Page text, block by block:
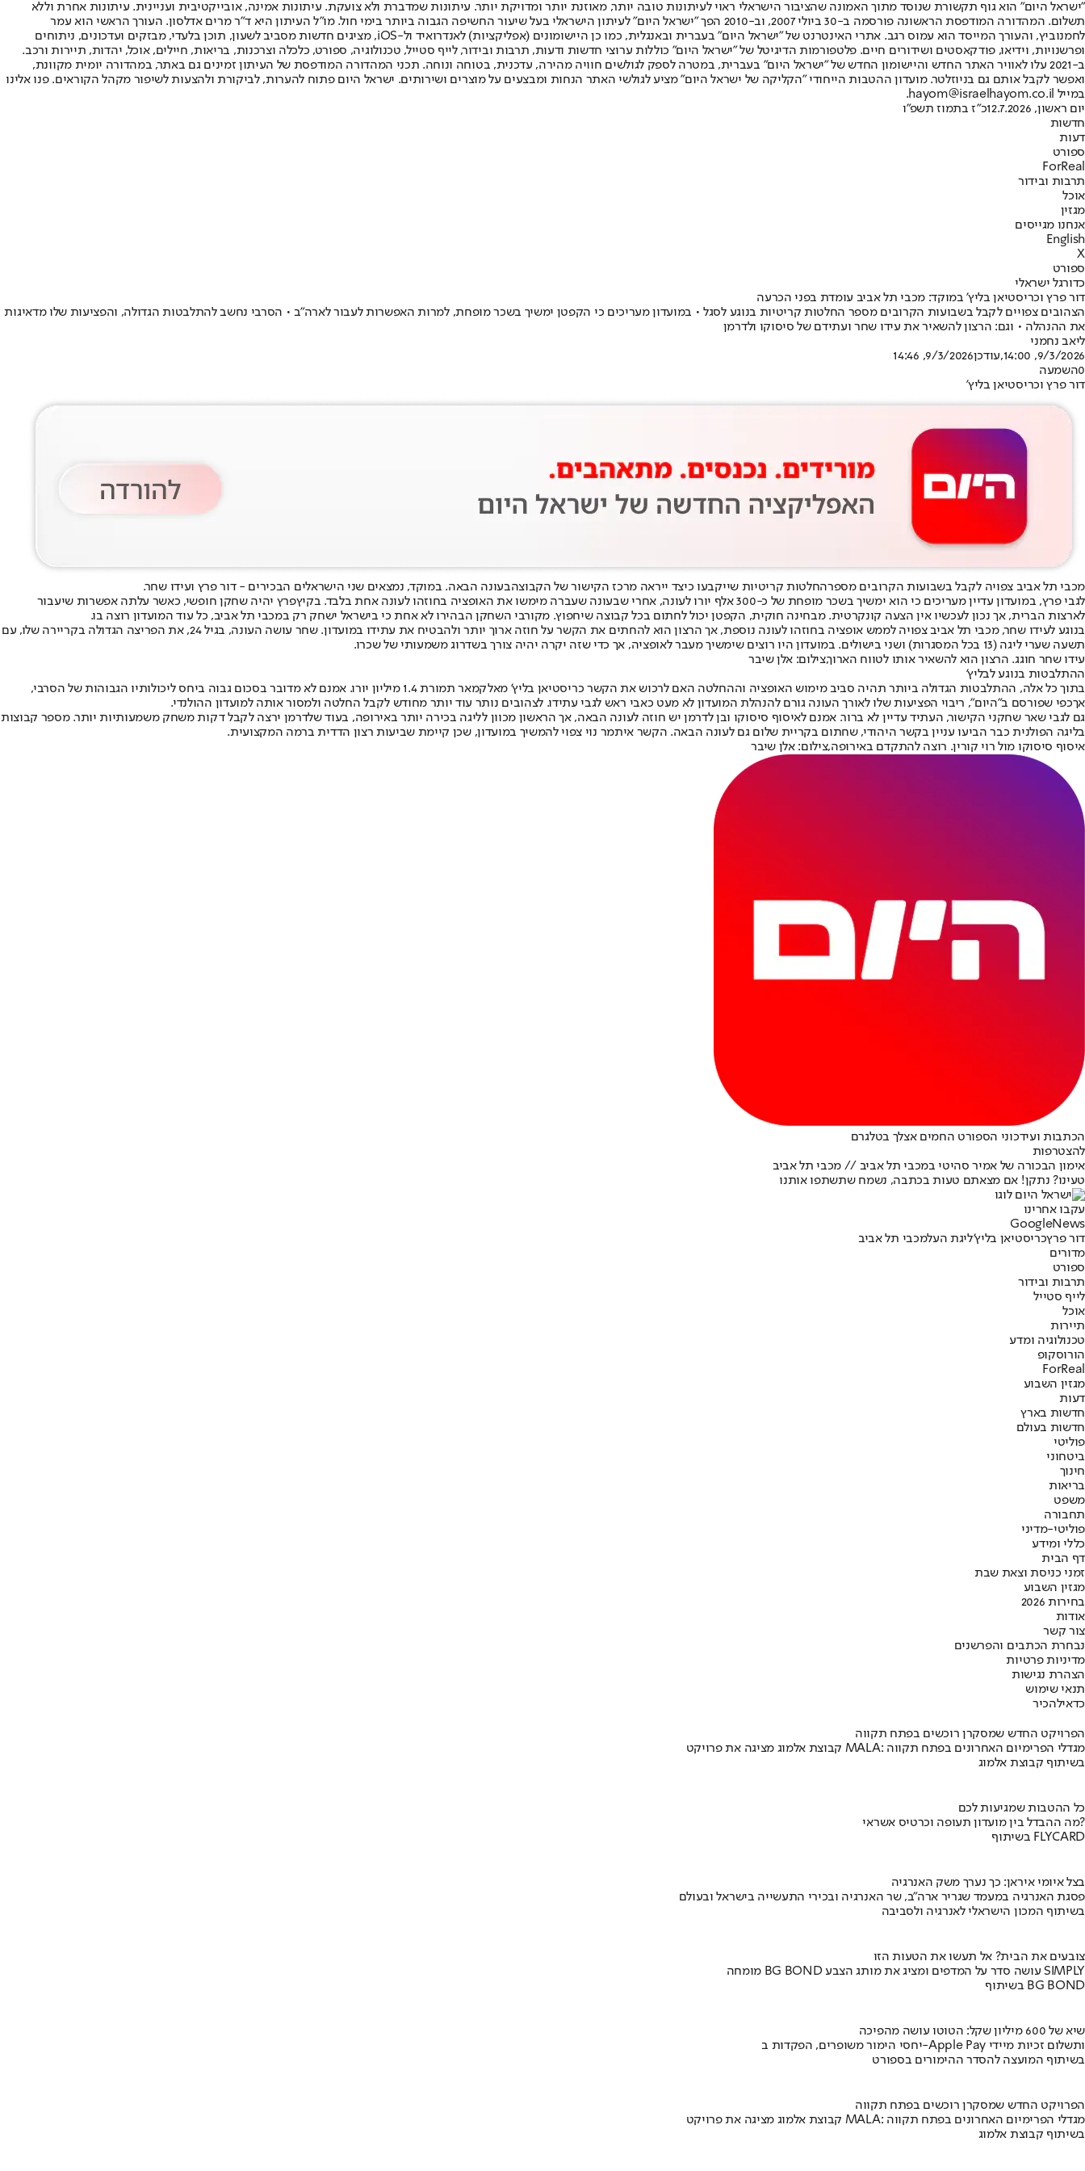
"ישראל היום" הוא גוף תקשורת שנוסד מתוך האמונה שהציבור הישראלי ראוי לעיתונות טובה יותר, מאוזנת יותר ומדויקת יותר. עיתונות שמדברת ולא צועקת. עיתונות אמינה, אובייקטיבית ועניינית. עיתונות אחרת וללא
תשלום. המהדורה המודפסת הראשונה פורסמה ב-30 ביולי 2007, וב-2010 הפך "ישראל היום" לעיתון הישראלי בעל שיעור החשיפה הגבוה ביותר בימי חול. מו"ל העיתון היא ד"ר מרים אדלסון. העורך הראשי הוא עמר
לחמנוביץ, והעורך המייסד הוא עמוס רגב. אתרי האינטרנט של "ישראל היום" בעברית ובאנגלית, כמו כן היישומונים (אפליקציות) לאנדרואיד ול-iOS, מציגים חדשות מסביב לשעון, תוכן בלעדי, מבזקים ועדכונים, ניתוחים
ופרשנויות, וידיאו, פודקאסטים ושידורים חיים. פלטפורמות הדיגיטל של "ישראל היום" כוללות ערוצי חדשות ודעות, תרבות ובידור, לייף סטייל, טכנולוגיה, ספורט, כלכלה וצרכנות, בריאות, חיילים, אוכל, יהדות, תיירות ורכב.
ב-2021 עלו לאוויר האתר החדש והיישומון החדש של "ישראל היום" בעברית, במטרה לספק לגולשים חוויה מהירה, עדכנית, בטוחה ונוחה. תכני המהדורה המודפסת של העיתון זמינים גם באתר, במהדורה יומית מקוונת,
ואפשר לקבל אותם גם בניוזלטר. מועדון ההטבות הייחודי "הקליקה של ישראל היום" מציע לגולשי האתר הנחות ומבצעים על מוצרים ושירותים. ישראל היום פתוח להערות, לביקורת ולהצעות לשיפור מקהל הקוראים. פנו אלינו
במייל hayom@israelhayom.co.il.
יום ראשון, 12.7.2026
כ"ז בתמוז תשפ"ו
חדשות
דעות
ספורט
ForReal
תרבות ובידור
אוכל
מגזין
אנחנו מגייסים
English
X
ספורט
כדורגל ישראלי
דור פרץ וכריסטיאן בליץ' במוקד: מכבי תל אביב עומדת בפני הכרעה
הצהובים צפויים לקבל בשבועות הקרובים מספר החלטות קריטיות בנוגע לסגל • במועדון מעריכים כי הקפטן ימשיך בשכר מופחת, למרות האפשרות לעבור לארה"ב • הסרבי נחשב להתלבטות הגדולה, והפציעות שלו מדאיגות
את ההנהלה • וגם: הרצון להשאיר את עידו שחר ועתידם של סיסוקו ולדרמן
ליאב נחמני
9/3/2026, 14:00
,עודכן9/3/2026, 14:46
0השמעה
דור פרץ וכריסטיאן בליץ'
מכבי תל אביב צפויה לקבל בשבועות הקרובים מספרהחלטות קריטיות שייקבעו כיצד ייראה מרכז הקישור של הקבוצהבעונה הבאה. במוקד, נמצאים שני הישראלים הבכירים - דור פרץ ועידו שחר.
לגבי פרץ, במועדון עדיין מעריכים כי הוא ימשיך בשכר מופחת של כ-300 אלף יורו לעונה, אחרי שבעונה שעברה מימשו את האופציה בחוזהו לעונה אחת בלבד. בקיץ
פרץ יהיה שחקן חופשי, כאשר עלתה אפשרות שיעבור
לארצות הברית, אך נכון לעכשיו אין הצעה קונקרטית. מבחינה חוקית, הקפטן יכול לחתום בכל קבוצה שיחפוץ. מקורבי השחקן הבהירו לא אחת כי בישראל ישחק רק במכבי תל אביב, כל עוד המועדון רוצה בו.
בנוגע לעידו שחר, מכבי תל אביב צפויה לממש אופציה בחוזהו לעונה נוספת, אך הרצון הוא להחתים את הקשר על חוזה ארוך יותר ולהבטיח את עתידו במועדון. שחר עושה העונה, בגיל 24, את הפריצה הגדולה בקריירה שלו, עם
תשעה שערי ליגה (13 בכל המסגרות) ושני בישולים. במועדון היו רוצים שימשיך מעבר לאופציה, אך כדי שזה יקרה יהיה צורך בשדרוג משמעותי של שכרו.
עידו שחר חוגג. הרצון הוא להשאיר אותו לטווח הארוך,צילום: אלן שיבר
ההתלבטות בנוגע לבליץ'
בתוך כל אלה, ההתלבטות הגדולה ביותר תהיה סביב מימוש האופציה וההחלטה האם לרכוש את הקשר כריסטיאן בליץ' מאלקמאר תמורת 1.4 מיליון יורו. אמנם לא מדובר בסכום גבוה ביחס ליכולותיו הגבוהות של הסרבי,
אךכפי שפורסם ב"היום", ריבוי הפציעות שלו לאורך העונה גורם להנהלת המועדון לא מעט כאבי ראש לגבי עתידו. לצהובים נותר עוד יותר מחודש לקבל החלטה ולמסור אותה למועדון ההולנדי.
גם לגבי שאר שחקני הקישור, העתיד עדיין לא ברור. אמנם לאיסוף סיסוקו ובן לדרמן יש חוזה לעונה הבאה, אך הראשון מכוון לליגה בכירה יותר באירופה, בעוד שלדרמן ירצה לקבל דקות משחק משמעותיות יותר. מספר קבוצות
בליגה הפולנית כבר הביעו עניין בקשר היהודי, שחתום בקריית שלום גם לעונה הבאה. הקשר איתמר נוי צפוי להמשיך במועדון, שכן קיימת שביעות רצון הדדית ברמה המקצועית.
איסוף סיסוקו מול רוי קורין. רוצה להתקדם באירופה,צילום: אלן שיבר
הכתבות ועידכוני הספורט החמים אצלך בטלגרם
להצטרפות
אימון הבכורה של אמיר סהיטי במכבי תל אביב // מכבי תל אביב
טעינו? נתקן! אם מצאתם טעות בכתבה, נשמח שתשתפו אותנו
עקבו אחרינו
Googl eNews
דור פרץכריסטיאן בליץ'ליגת העלמכבי תל אביב
מדורים
ספורט
תרבות ובידור
לייף סטייל
אוכל
תיירות
טכנולוגיה ומדע
הורוסקופ
ForReal
מגזין השבוע
דעות
חדשות בארץ
חדשות בעולם
פוליטי
ביטחוני
חינוך
בריאות
משפט
תחבורה
פוליטי-מדיני
כללי ומידע
דף הבית
זמני כניסת וצאת שבת
מגזין השבוע
בחירות 2026
אודות
צור קשר
נבחרת הכתבים והפרשנים
מדיניות פרטיות
הצהרת נגישות
תנאי שימוש
כדאילהכיר
הפרויקט החדש שמסקרן רוכשים בפתח תקווה
קבוצת אלמוג מציגה את פרויקט MALA: מגדלי הפרימיום האחרונים בפתח תקווה
בשיתוף קבוצת אלמוג
כל ההטבות שמגיעות לכם
מה ההבדל בין מועדון תעופה וכרטיס אשראי?
בשיתוף FLYCARD
בצל איומי איראן: כך נערך משק האנרגיה
פסגת האנרגיה במעמד שגריר ארה"ב, שר האנרגיה ובכירי התעשייה בישראל ובעולם
בשיתוף המכון הישראלי לאנרגיה ולסביבה
צובעים את הבית? אל תעשו את הטעות הזו
מומחה BG BOND עושה סדר על המדפים ומציג את מותג הצבע SIMPLY
בשיתוף BG BOND
שיא של 600 מיליון שקל: הטוטו עושה מהפיכה
יחסי הימור משופרים, הפקדות ב-Apple Pay ותשלום זכיות מיידי
בשיתוף המועצה להסדר ההימורים בספורט
הפרויקט החדש שמסקרן רוכשים בפתח תקווה
קבוצת אלמוג מציגה את פרויקט MALA: מגדלי הפרימיום האחרונים בפתח תקווה
בשיתוף קבוצת אלמוג